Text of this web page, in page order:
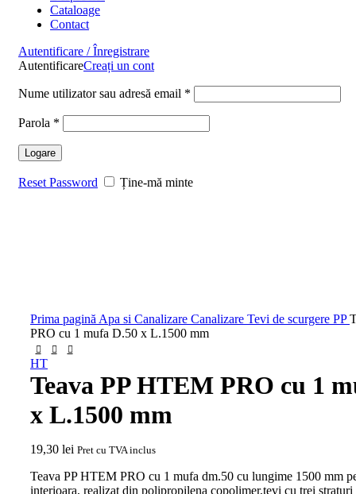
Cataloage
Contact
Autentificare / Înregistrare
AutentificareCreați un cont
Nume utilizator sau adresă email *
Parola *
Logare
Reset Password Ține-mă minte
Prima pagină Apa si Canalizare Canalizare Tevi de scurgere PP
PRO cu 1 mufa D.50 x L.1500 mm
HT
Teava PP HTEM PRO cu 1
x L.1500 mm
19,30 lei Pret cu TVA inclus
Teava PP HTEM PRO cu 1 mufa dm.50 cu lungime 1500 mm
interioara, realizat din polipropilena copolimer,tevi cu trei straturi